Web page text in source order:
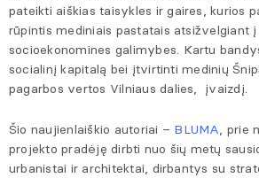
pateikti aiškias taisykles ir gaires, kurios
rūpintis mediniais pastatais atsižvelgiant
socioekonomines galimybes. Kartu
socialinį kapitalą bei įtvirtinti medinių
pagarbos vertos Vilniaus dalies, įvaizdį.
Šio naujienlaiškio autoriai – BLUMA, prie
projekto pradėję dirbti nuo šių metų
urbanistai ir architektai, dirbantys su